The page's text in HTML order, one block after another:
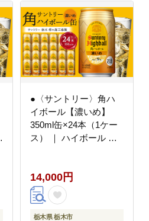
●〈サントリー〉角ハ
イボール【濃いめ】
350ml缶×24本（1ケー
ス） ｜ ハイボール 缶
SUNTORY サントリー
角瓶 酒 さけ 人気 高評
価 おすすめ 栃木市
14,000円
栃木県 栃木市